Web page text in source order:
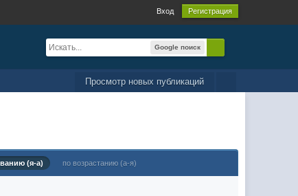
Вход Регистрация
Google поиск
Просмотр новых публикаций
(я-а) по возрастанию (а-я)